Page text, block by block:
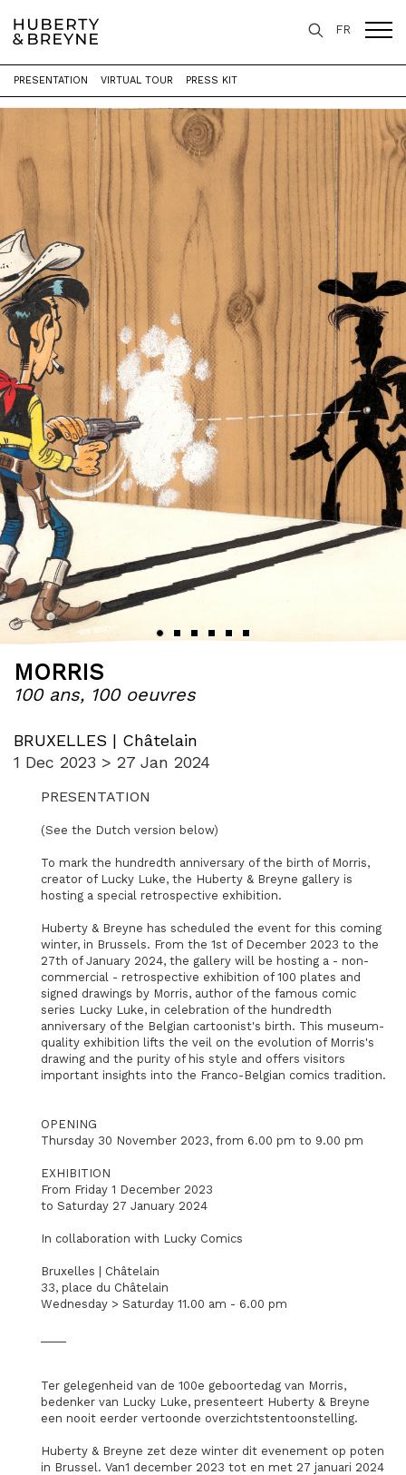
FR
Home > Exhibitions > 100 ans, 100 oeuvres
MORRIS
100 ans, 100 oeuvres
BRUXELLES | Châtelain
1 Dec 2023 > 27 Jan 2024
PRESENTATION VIRTUAL TOUR PRESS KIT
PRESENTATION
(See the Dutch version below)
To mark the hundredth anniversary of the birth of Morris,
creator of Lucky Luke, the Huberty & Breyne gallery is
hosting a special retrospective exhibition.
Huberty & Breyne has scheduled the event for this coming
winter, in Brussels. From the 1st of December 2023 to the
27th of January 2024, the gallery will be hosting a - non-
commercial - retrospective exhibition of 100 plates and
signed drawings by Morris, author of the famous comic
series Lucky Luke, in celebration of the hundredth
anniversary of the Belgian cartoonist's birth. This museum-
quality exhibition lifts the veil on the evolution of Morris's
drawing and the purity of his style and offers visitors
important insights into the Franco-Belgian comics tradition.
OPENING
Thursday 30 November 2023, from 6.00 pm to 9.00 pm
EXHIBITION
From Friday 1 December 2023
to Saturday 27 January 2024
In collaboration with Lucky Comics
Bruxelles | Châtelain
33, place du Châtelain
Wednesday > Saturday 11.00 am - 6.00 pm
Ter gelegenheid van de 100e geboortedag van Morris,
bedenker van Lucky Luke, presenteert Huberty & Breyne
een nooit eerder vertoonde overzichtstentoonstelling.
Huberty & Breyne zet deze winter dit evenement op poten
in Brussel. Van1 december 2023 tot en met 27 januari 2024